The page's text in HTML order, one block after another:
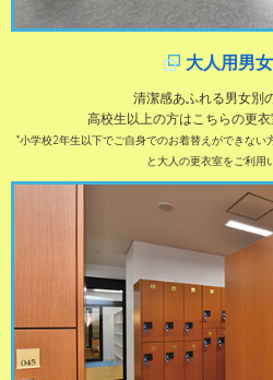
大人用男
清潔感あふれる男女別
高校生以上の方はこちらの更衣
*小学校2年生以下でご自身でのお着替えができない
と大人の更衣室をご利用